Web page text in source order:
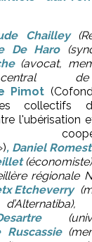
Chailley
De Haro
(avocat,
central
Pimot
collectifs
l'ubérisation
, Daniel
(économiste)
régionale
Etcheverry
Ruscassie